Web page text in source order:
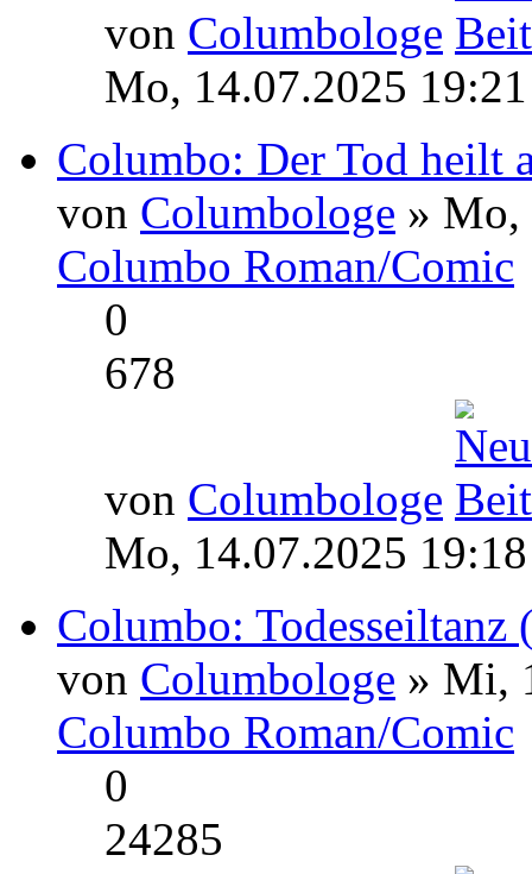
von Columbologe
Mo, 14.07.2025 19:21
Columbo: Der Tod heilt
von Columbologe » Mo,
Columbo Roman/Comic
0
678
von Columbologe
Mo, 14.07.2025 19:18
Columbo: Todesseiltanz
von Columbologe » Mi,
Columbo Roman/Comic
0
24285